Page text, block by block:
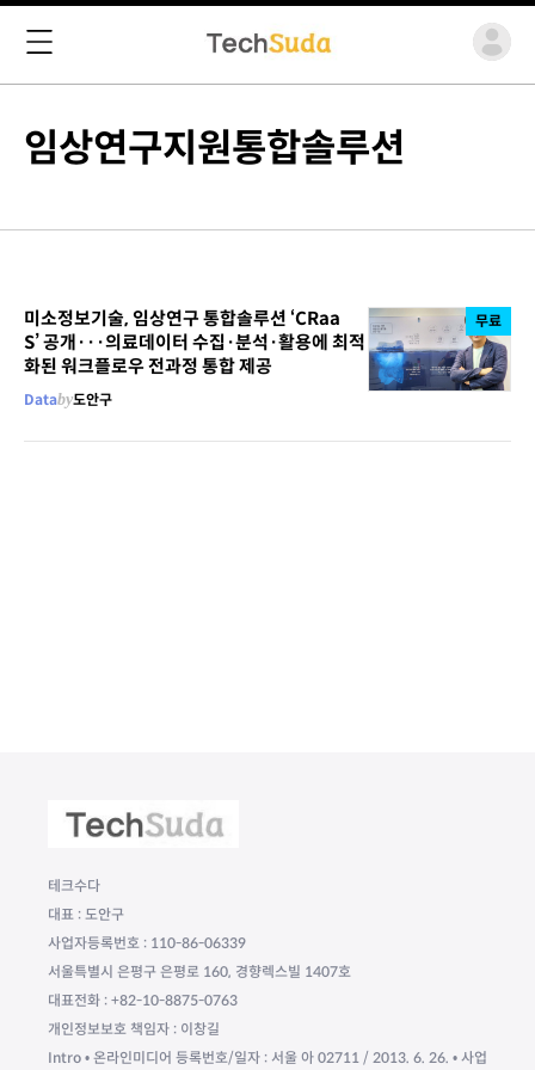
임상연구지원통합솔루션
미소정보기술, 임상연구 통합솔루션 ‘CRaa
S’ 공개···의료데이터 수집·분석·활용에 최적
화된 워크플로우 전과정 통합 제공
Databy도안구
무료
테크수다
대표 : 도안구
사업자등록번호 : 110-86-06339
서울특별시 은평구 은평로 160, 경향렉스빌 1407호
대표전화 : +82-10-8875-0763
개인정보보호 책임자 : 이창길
Intro • 온라인미디어 등록번호/일자 : 서울 아 02711 / 2013. 6. 26. • 사업